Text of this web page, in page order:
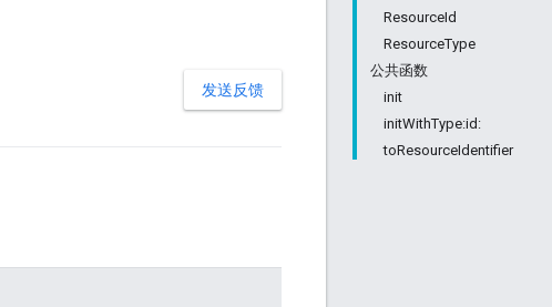
ResourceId
ResourceType
公共函数
init
initWithType:id:
toResourceIdentifier
发送反馈